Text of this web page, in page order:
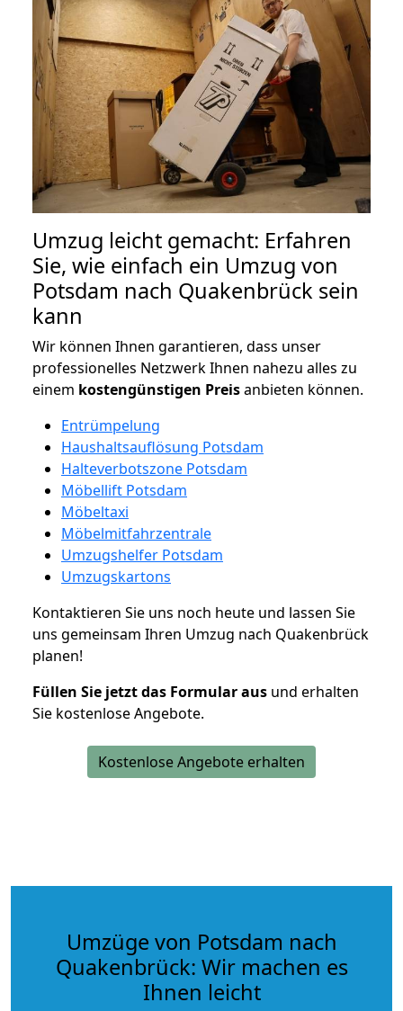
Umzug leicht gemacht: Erfahren
Sie, wie einfach ein Umzug von
Potsdam nach Quakenbrück sein
kann
Wir können Ihnen garantieren, dass unser
professionelles Netzwerk Ihnen nahezu alles zu
einem kostengünstigen Preisanbieten können.
Entrümpelung
Haushaltsauflösung Potsdam
Halteverbotszone Potsdam
Möbellift Potsdam
Möbeltaxi
Möbelmitfahrzentrale
Umzugshelfer Potsdam
Umzugskartons
Kontaktieren Sie uns noch heute und lassen Sie
uns gemeinsam Ihren Umzug nach Quakenbrück
planen!
Füllen Sie jetzt das Formular aus und erhalten
Sie kostenlose Angebote.
Kostenlose Angebote erhalten
Umzüge von Potsdam nach
Quakenbrück: Wir machen es
Ihnen leicht